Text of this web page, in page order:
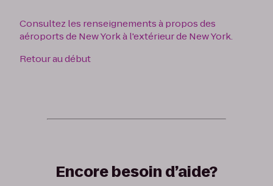
Consultez les renseignements à propos des
aéroports de New York à l'extérieur de New York.
Retour au début
Encore besoin d’aide?